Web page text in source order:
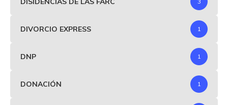
DIVORCIO EXPRESS 1
DNP 1
DONACIÓN 1